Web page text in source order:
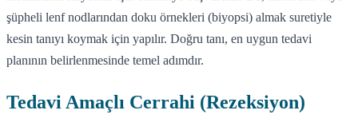
şüpheli lenf nodlarından doku örnekleri (biyopsi) almak suretiyle
kesin tanıyı koymak için yapılır. Doğru tanı, en uygun tedavi
planının belirlenmesinde temel adımdır.
Tedavi Amaçlı Cerrahi (Rezeksiyon)